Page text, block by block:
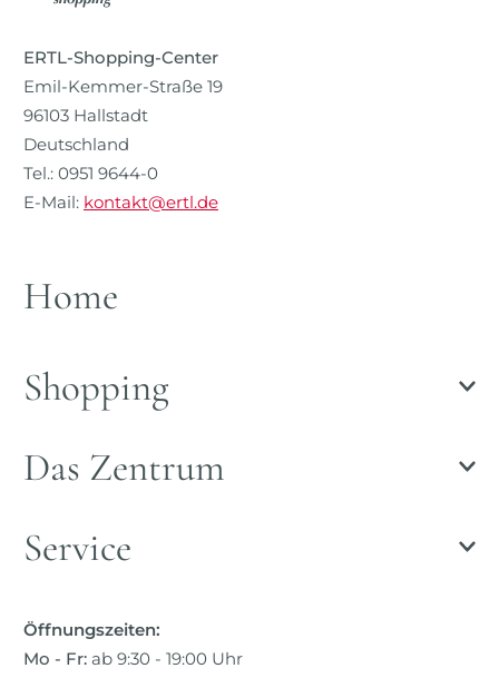
ERTL-Shopping-Center
Emil-Kemmer-Straße 19
96103 Hallstadt
Deutschland
Tel.: 0951 9644-0
E-Mail: kontakt@ertl.de
Home
Shopping
Das Zentrum
Service
Öffnungszeiten:
Mo - Fr: ab 9:30 - 19:00 Uhr